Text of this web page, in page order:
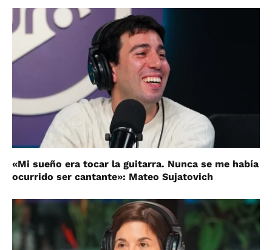
«Mi sueño era tocar la guitarra. Nunca se me había
ocurrido ser cantante»: Mateo Sujatovich